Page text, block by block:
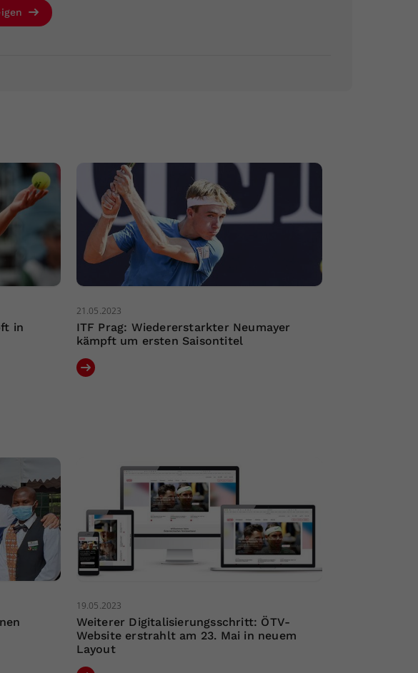
in
21.05.2023
ITF Prag: Wiedererstarkter Neumayer
kämpft um ersten Saisontitel
19.05.2023
Weiterer Digitalisierungsschritt: ÖTV-
Website erstrahlt am 23. Mai in neuem
Layout
falls der